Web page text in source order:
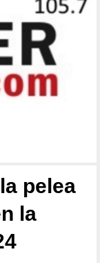
pelea
la